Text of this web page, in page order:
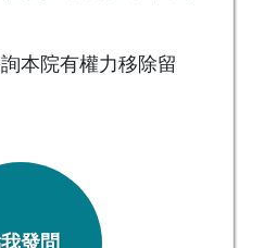
本院有權力移除留
發問